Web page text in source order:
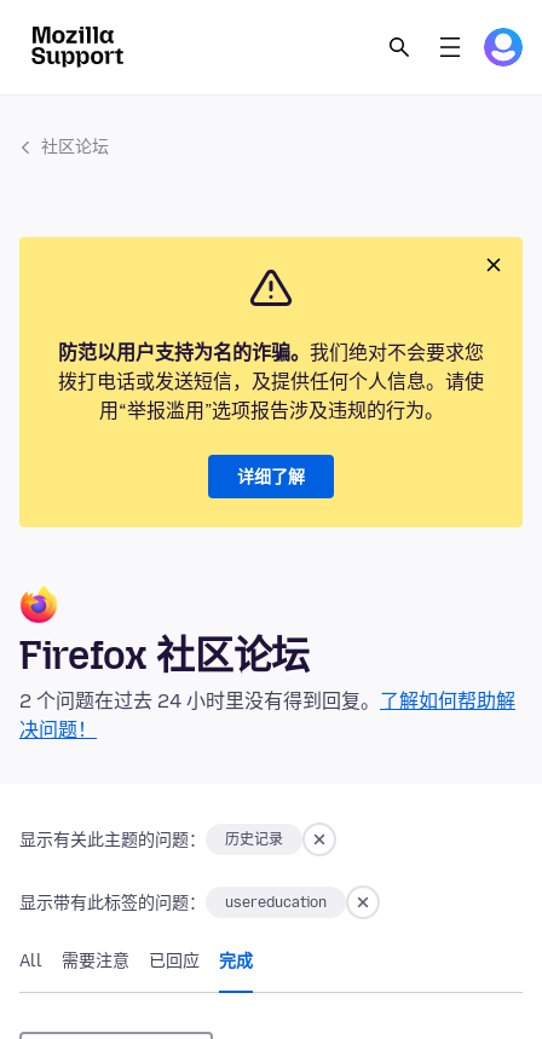
社区论坛
防范以用户支持为名的诈骗。 我们绝对不会要求您
拨打电话或发送短信，及提供任何个人信息。请使
用“举报滥用”选项报告涉及违规的行为。
详细了解
Firefox 社区论坛
2 个问题在过去 24 小时里没有得到回复。 了解如何帮助解
决问题！
显示有关此主题的问题： 历史记录
显示带有此标签的问题： usereducation
All 需要注意 已回应 完成